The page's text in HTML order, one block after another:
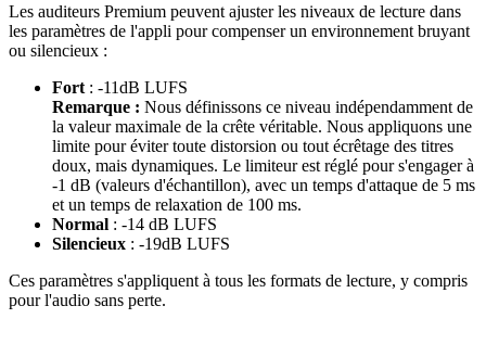
Les auditeurs Premium peuvent ajuster les niveaux de lecture dans
les paramètres de l'appli pour compenser un environnement bruyant
ou silencieux :
Fort : -11dB LUFS
Remarque : Nous définissons ce niveau indépendamment de
la valeur maximale de la crête véritable. Nous appliquons une
limite pour éviter toute distorsion ou tout écrêtage des titres
doux, mais dynamiques. Le limiteur est réglé pour s'engager à
-1 dB (valeurs d'échantillon), avec un temps d'attaque de 5 ms
et un temps de relaxation de 100 ms.
Normal : -14 dB LUFS
Silencieux : -19dB LUFS
Ces paramètres s'appliquent à tous les formats de lecture, y compris
pour l'audio sans perte.